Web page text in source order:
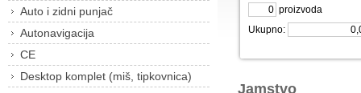
Auto i zidni punjač
Autonavigacija
CE
Desktop komplet (miš, tipkovnica)
proizvoda
Ukupno:
Jamstvo